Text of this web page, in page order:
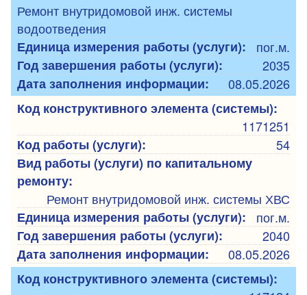
Ремонт внутридомовой инж. системы
водоотведения
Единица измерения работы (услуги):
пог.м.
Год завершения работы (услуги):
2035
Дата заполнения информации:
08.05.2026
Код конструктивного элемента (системы):
1171251
Код работы (услуги):
54
Вид работы (услуги) по капитальному
ремонту:
Ремонт внутридомовой инж. системы ХВС
Единица измерения работы (услуги):
пог.м.
Год завершения работы (услуги):
2040
Дата заполнения информации:
08.05.2026
Код конструктивного элемента (системы):